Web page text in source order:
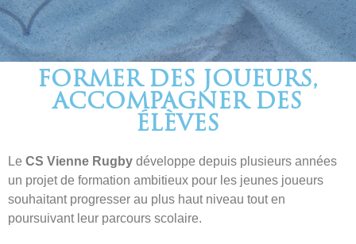
FORMER DES JOUEURS,
ACCOMPAGNER DES
ÉLÈVES
Le CS Vienne Rugby développe depuis plusieurs années
un projet de formation ambitieux pour les jeunes joueurs
souhaitant progresser au plus haut niveau tout en
poursuivant leur parcours scolaire.